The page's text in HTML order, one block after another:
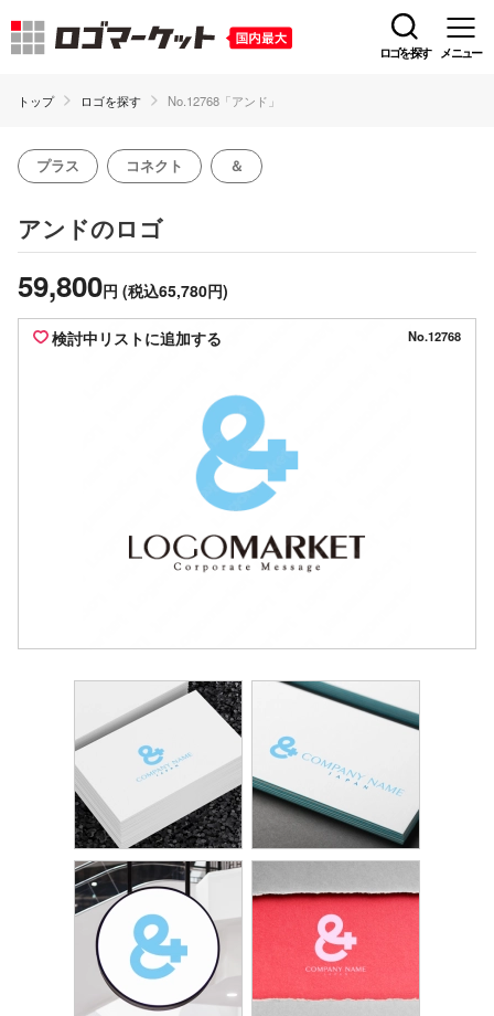
ロゴを探す メニュー
トップ ロゴを探す No.12768「アンド」
プラス コネクト ＆
アンドのロゴ
59,800円 (税込65,780円)
検討中リストに追加する No.12768